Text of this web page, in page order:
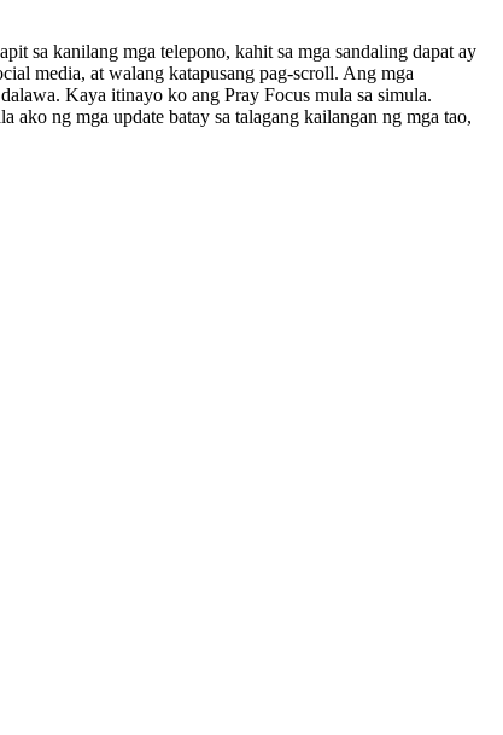
sa kanilang mga telepono, kahit sa mga sandaling dapat ay
media, at walang katapusang pag-scroll. Ang mga
Kaya itinayo ko ang Pray Focus mula sa simula.
ako ng mga update batay sa talagang kailangan ng mga tao,